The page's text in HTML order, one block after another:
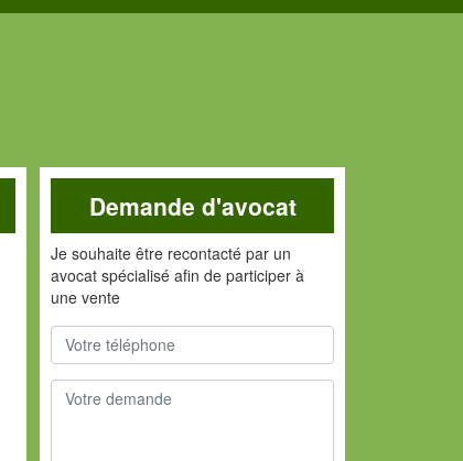
Demande d'avocat
Je souhaite être recontacté par un
avocat spécialisé afin de participer à
une vente